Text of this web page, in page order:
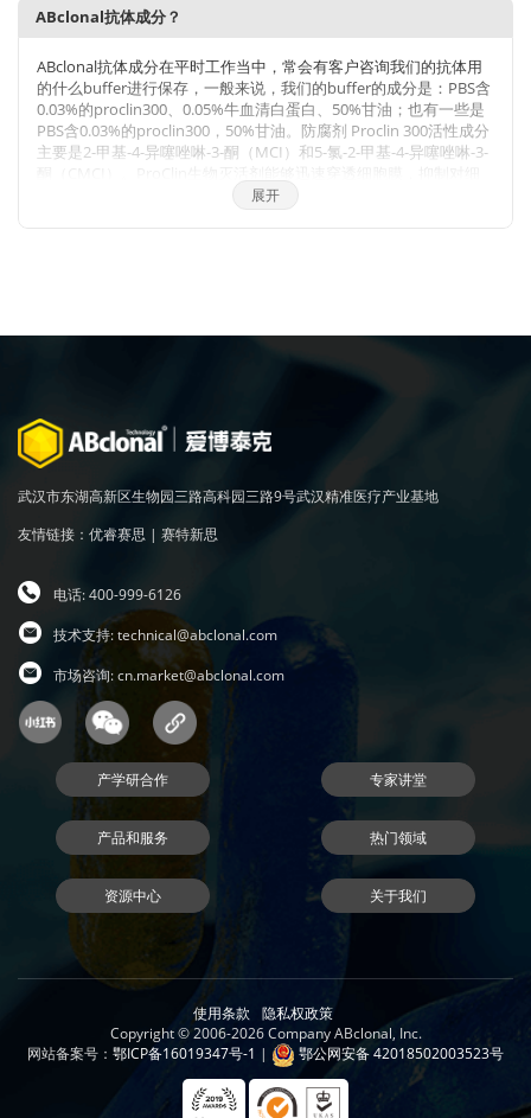
了严格的检测。当然，我们部分直销地区也可以帮客户代购进口品
牌的产品。同时也有抗体定制服务。ABclonal抗体优势：1，严自
检，保质量；2产品多，指标全；3，价格低，货期短。注：
ABclonal抗体价格体系详情见附件
ABclonal抗体成分？
ABclonal抗体成分在平时工作当中，常会有客户咨询我们的抗体用
的什么buffer进行保存，一般来说，我们的buffer的成分是：PBS含
0.03%的proclin300、0.05%牛血清白蛋白、50%甘油；也有一些是
PBS含0.03%的proclin300，50%甘油。防腐剂 Proclin 300活性成分
主要是2-甲基-4-异噻唑啉-3-酮（MCI）和5-氯-2-甲基-4-异噻唑啉-3-
胞呼吸至关重要的特定酶，因此一接触微生物有机体就会立即抑制
细胞活性。ProClin的多个特定毒性位点可以防止微生物产生高水平
展开
武汉市东湖高新区生物园三路高科园三路9号武汉精准医疗产业基地
友情链接： 优睿赛思 | 赛特新思
电话: 400-999-6126
技术支持:technical@abclonal.com
市场咨询:cn.market@abclonal.com
产学研合作 专家讲堂
产品和服务 热门领域
资源中心 关于我们
使用条款
隐私权政策
Copyright © 2006-2026 Company ABclonal, Inc.
网站备案号： 鄂ICP备16019347号-1 | 鄂公网安备 42018502003523号